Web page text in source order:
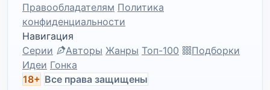
Правообладателям Политика
конфиденциальности
Навигация
Серии
Авторы Жанры Топ-100
Подборки
Идеи Гонка
18+ Все права защищены